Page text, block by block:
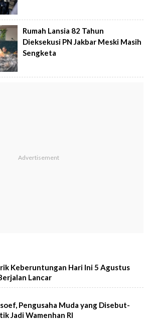
Rumah Lansia 82 Tahun
Dieksekusi PN Jakbar Meski Masih
Sengketa
Keberuntungan Hari Ini 5 Agustus
Lancar
Pengusaha Muda yang Disebut-
Jadi Wamenhan RI